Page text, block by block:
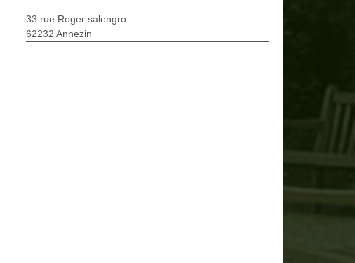
33 rue Roger salengro
62232 Annezin